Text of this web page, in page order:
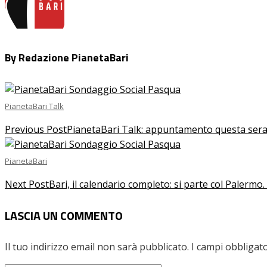
By Redazione PianetaBari
PianetaBari Talk
Previous PostPianetaBari Talk: appuntamento questa
PianetaBari
Next PostBari, il calendario completo: si parte col Palermo.
LASCIA UN COMMENTO
Il tuo indirizzo email non sarà pubblicato. I campi